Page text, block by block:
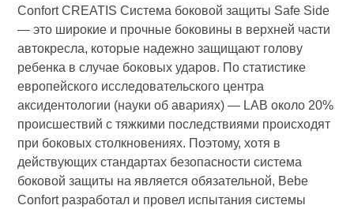
Confort CREATIS Система боковой защиты Safe Side
— это широкие и прочные боковины в верхней части
автокресла, которые надежно защищают голову
ребенка в случае боковых ударов. По статистике
европейского исследовательского центра
аксидентологии (науки об авариях) — LAB около 20%
проиcшествий с тяжкими последствиями происходят
при боковых столкновениях. Поэтому, хотя в
действующих стандартах безопасности система
боковой защиты на является обязательной, Bebe
Confort разработал и провел испытания системы